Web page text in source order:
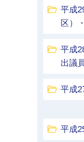
平成
区）
平成
出議
平成
平成